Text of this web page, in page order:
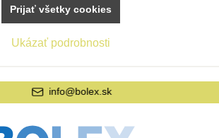
info@bolex.sk
Ukázať podrobnosti
Prijať všetky cookies